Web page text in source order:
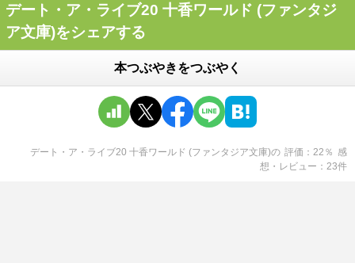
デート・ア・ライブ20 十香ワールド (ファンタジ
ア文庫)をシェアする
本つぶやきをつぶやく
デート・ア・ライブ20 十香ワールド (ファンタジア文庫)の 評価 22 ％ 感
想・レビュー
23件